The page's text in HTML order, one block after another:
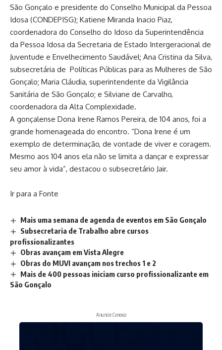
São Gonçalo e presidente do Conselho Municipal da Pessoa
Idosa (CONDEPISG); Katiene Miranda Inacio Piaz,
coordenadora do Conselho do Idoso da Superintendência
da Pessoa Idosa da Secretaria de Estado Intergeracional de
Juventude e Envelhecimento Saudável; Ana Cristina da Silva,
subsecretária de Políticas Públicas para as Mulheres de São
Gonçalo; Maria Cláudia, superintendente da Vigilância
Sanitária de São Gonçalo; e Silviane de Carvalho,
coordenadora da Alta Complexidade.
A gonçalense Dona Irene Ramos Pereira, de 104 anos, foi a
grande homenageada do encontro. “Dona Irene é um
exemplo de determinação, de vontade de viver e coragem.
Mesmo aos 104 anos ela não se limita a dançar e expressar
seu amor à vida”, destacou o subsecretário Jair.
Ir para a Fonte
Mais uma semana de agenda de eventos em São Gonçalo
Subsecretaria de Trabalho abre cursos
profissionalizantes
Obras avançam em Vista Alegre
Obras do MUVI avançam nos trechos 1 e 2
Mais de 400 pessoas iniciam curso profissionalizante em
São Gonçalo
Anuncie Conosco